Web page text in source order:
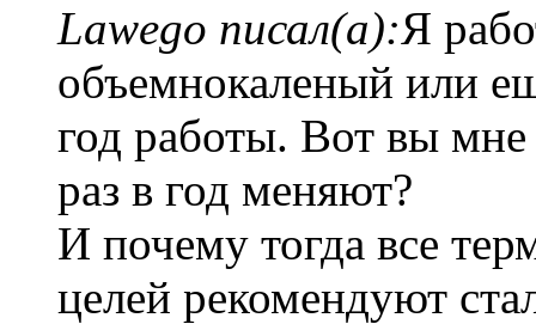
Lawego писал(а):Я
объемнокаленый или
год работы. Вот вы
раз в год меняют?
И почему тогда все
целей рекомендуют